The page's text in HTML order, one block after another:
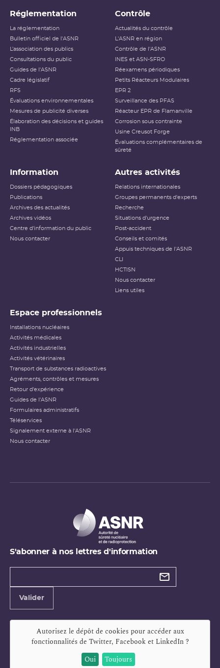
Réglementation
La réglementation
Bulletin officiel de l'ASNR
L’association des publics
Consultations du public
Guides de l'ASNR
Cadre législatif
RFS
Évaluations environnementales
Mesures de publicité diverses
Élaboration des décisions et guides
INB
Réglementation associée
Contrôle
Actualités du contrôle
L'ASNR en région
Contrôle de l'ASNR
INES et ASN-SFRO
Réexamens périodiques
Petits Réacteurs Modulaires
EPR 2
Surveillance des PFAS
Réacteur EPR de Flamanville
Corrosion sous contrainte
Usine Creusot Forge
Évaluations complémentaires de
sûreté
Information
Dossiers pédagogiques
Publications
Archives des actualités
Archives vidéos
Centre d'information du public
Nous contacter
Autres activités
Relations internationales
Groupes permanents d'experts
Recherche
Situations d'urgence
Post-accident
Conseils et comités
Appuis techniques de l'ASNR
CLI
HCTISN
Nous contacter
Liens utiles
Espace professionnels
Installations nucléaires
Activités médicales
Activités industrielles
Activités vétérinaires
Transport de substances radioactives
Agréments, contrôles et mesures
Retour d'expérience
Guides de l'ASNR
Formulaires administratifs
Téléservices
Signalement externe à l'ASNR
Nous contacter
S'abonner à nos lettres d'information
Types de
Valider
Autorisez le dépôt de cookies pour accéder aux
fonctionnalités de Twitter, Facebook et LinkedIn?
Oui
Toujours